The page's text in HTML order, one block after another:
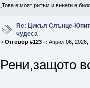
„Това е моят ритъм и винаги е
Re: Цикъл Слънце-
чудеса
« Отговор #123 -: Април 06, 2026,
Рени,защото